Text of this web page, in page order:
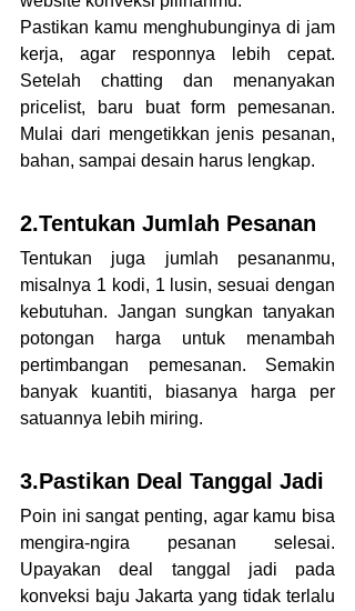
Pastikan kamu menghubunginya di jam
kerja, agar responnya lebih cepat.
Setelah chatting dan menanyakan
pricelist, baru buat form pemesanan.
Mulai dari mengetikkan jenis pesanan,
bahan, sampai desain harus lengkap.
2.Tentukan Jumlah Pesanan
Tentukan juga jumlah pesananmu,
misalnya 1 kodi, 1 lusin, sesuai dengan
kebutuhan. Jangan sungkan tanyakan
potongan harga untuk menambah
pertimbangan pemesanan. Semakin
banyak kuantiti, biasanya harga per
satuannya lebih miring.
3.Pastikan Deal Tanggal Jadi
Poin ini sangat penting, agar kamu bisa
mengira-ngira pesanan selesai.
Upayakan deal tanggal jadi pada
konveksi baju Jakarta yang tidak terlalu